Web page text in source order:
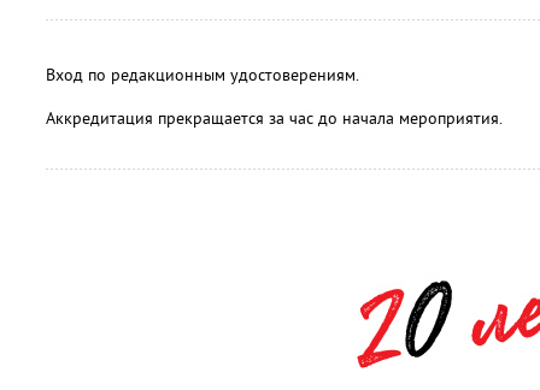
Вход по редакционным удостоверениям.
Аккредитация прекращается за час до начала мероприятия.